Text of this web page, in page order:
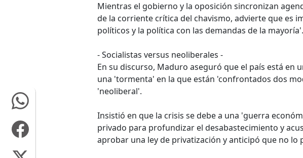
Mientras el gobierno y la oposición sincronizan
de la corriente crítica del chavismo, advierte que es
políticos y la política con las demandas de la mayoría'.
- Socialistas versus neoliberales -
En su discurso, Maduro aseguró que el país está en
una 'tormenta' en la que están 'confrontados dos
'neoliberal'.
Insistió en que la crisis se debe a una 'guerra
privado para profundizar el desabastecimiento y
aprobar una ley de privatización y anticipó que no lo